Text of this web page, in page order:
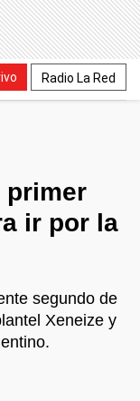
Radio La Red
primer
ir por la
segundo de
Xeneize y